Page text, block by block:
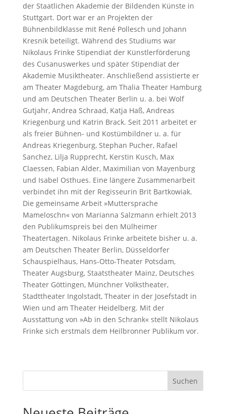
der Staatlichen Akademie der Bildenden Künste in
Stuttgart. Dort war er an Projekten der
Bühnenbildklasse mit René Pollesch und Johann
Kresnik beteiligt. Während des Studiums war
Nikolaus Frinke Stipendiat der Künstlerförderung
des Cusanuswerkes und später Stipendiat der
Akademie Musiktheater. Anschließend assistierte er
am Theater Magdeburg, am Thalia Theater Hamburg
und am Deutschen Theater Berlin u. a. bei Wolf
Gutjahr, Andrea Schraad, Katja Haß, Andreas
Kriegenburg und Katrin Brack. Seit 2011 arbeitet er
als freier Bühnen- und Kostümbildner u. a. für
Andreas Kriegenburg, Stephan Pucher, Rafael
Sanchez, Lilja Rupprecht, Kerstin Kusch, Max
Claessen, Fabian Alder, Maximilian von Mayenburg
und Isabel Osthues. Eine längere Zusammenarbeit
verbindet ihn mit der Regisseurin Brit Bartkowiak.
Die gemeinsame Arbeit »Muttersprache
Mameloschn« von Marianna Salzmann erhielt 2013
den Publikumspreis bei den Mülheimer
Theatertagen. Nikolaus Frinke arbeitete bisher u. a.
am Deutschen Theater Berlin, Düsseldorfer
Schauspielhaus, Hans-Otto-Theater Potsdam,
Theater Augsburg, Staatstheater Mainz, Deutsches
Theater Göttingen, Münchner Volkstheater,
Stadttheater Ingolstadt, Theater in der Josefstadt in
Wien und am Theater Heidelberg. Mit der
Ausstattung von »Ab in den Schrank« stellt Nikolaus
Frinke sich erstmals dem Heilbronner Publikum vor.
Suchen